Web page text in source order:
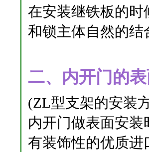
在安装继铁板的
和锁主体自然的结
二、内开门的
(ZL型支架的安装
内开门做表面安
有装饰性的优质